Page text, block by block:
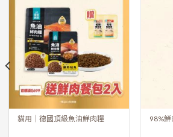
貓用｜德國頂級魚油鮮肉糧 98%